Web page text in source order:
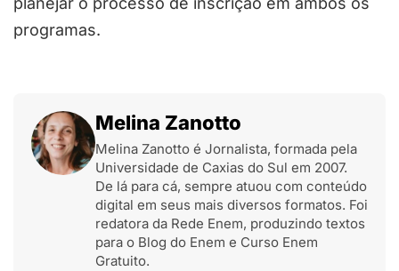
programas.
Melina Zanotto
Melina Zanotto é Jornalista, formada pela
Universidade de Caxias do Sul em 2007.
De lá para cá, sempre atuou com conteúdo
digital em seus mais diversos formatos. Foi
redatora da Rede Enem, produzindo textos
para o Blog do Enem e Curso Enem
Gratuito.